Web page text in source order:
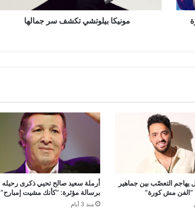
مونيكا بيلوتشي تكشف سر جمالها
يهاجم التعصّب بين جماهير
“الفن مش كورة”
أرملة سعيد صالح تحيي ذكرى رحيله
برسالة مؤثرة: “كأنك مشيت إمبارح”
منذ 3 أيام